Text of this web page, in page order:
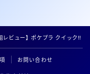
レビュー】ポケプラ クイック!!
お問い合わせ